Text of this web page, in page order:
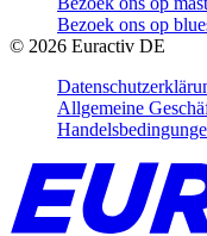
Bezoek ons op
© 2026 Euractiv DE
Allgemeine